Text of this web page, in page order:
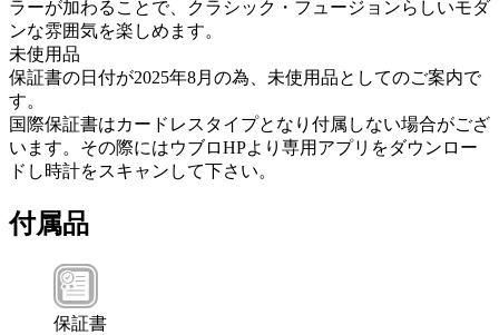
ラーが加わることで、クラシック・フュージョンらしいモダ
ンな雰囲気を楽しめます。
未使用品
保証書の日付が2025年8月の為、未使用品としてのご案内で
す。
国際保証書はカードレスタイプとなり付属しない場合がござ
います。その際にはウブロHPより専用アプリをダウンロー
ドし時計をスキャンして下さい。
付属品
保証書